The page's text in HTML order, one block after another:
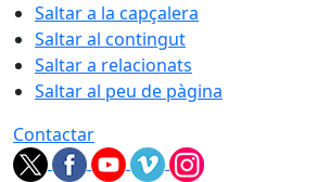
Saltar a la capçalera
Saltar al contingut
Saltar a relacionats
Saltar al peu de pàgina
Contactar